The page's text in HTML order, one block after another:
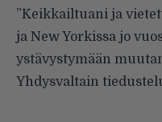
”Keikkailtuani ja
ja New Yorkissa jo
ystävystymään
Yhdysvaltain